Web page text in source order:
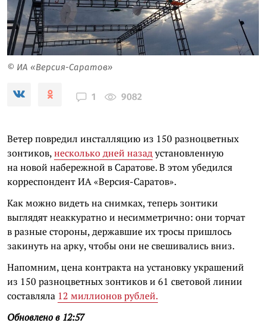
© ИА «Версия-Саратов»
1 9082
Ветер повредил инсталляцию из 150 разноцветных
зонтиков,несколько дней назадустановленную
на новой набережной в Саратове. В этом убедился
корреспондент ИА «Версия-Саратов».
Как можно видеть на снимках, теперь зонтики
выглядят неаккуратно и несимметрично: они торчат
в разные стороны, державшие их тросы пришлось
закинуть на арку, чтобы они не свешивались вниз.
Напомним, цена контракта на установку украшений
из 150 разноцветных зонтиков и 61 световой линии
составляла 12 миллионов рублей.
Обновлено в 12:57